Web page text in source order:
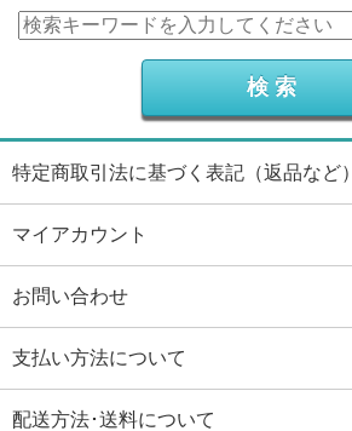
特定商取引法に基づく表記（返品など）
マイアカウント
お問い合わせ
支払い方法について
配送方法･送料について